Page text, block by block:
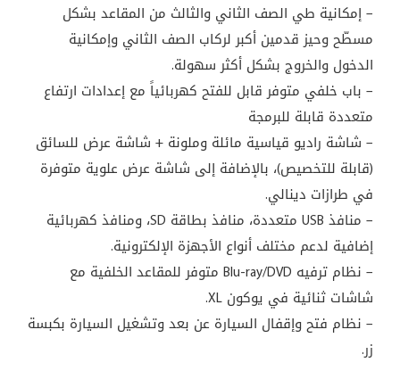
– إمكانية طي الصف الثاني والثالث من المقاعد بشكل
مسطّح وحيز قدمين أكبر لركاب الصف الثاني وإمكانية
الدخول والخروج بشكل أكثر سهولة.
– باب خلفي متوفر قابل للفتح كهربائياً مع إعدادات ارتفاع
متعددة قابلة للبرمجة
– شاشة راديو قياسية مائلة وملونة + شاشة عرض للسائق
(قابلة للتخصيص)، بالإضافة إلى شاشة عرض علوية متوفرة
في طرازات دينالي.
– منافذ USB متعددة، منافذ بطاقة SD، ومنافذ كهربائية
إضافية لدعم مختلف أنواع الأجهزة الإلكترونية.
– نظام ترفيه Blu-ray/DVD متوفر للمقاعد الخلفية مع
شاشات ثنائية في يوكون XL.
– نظام فتح وإقفال السيارة عن بعد وتشغيل السيارة بكبسة
زر.